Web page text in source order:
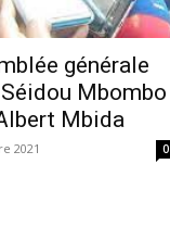
générale
Mbombo
Mbida
2021 0